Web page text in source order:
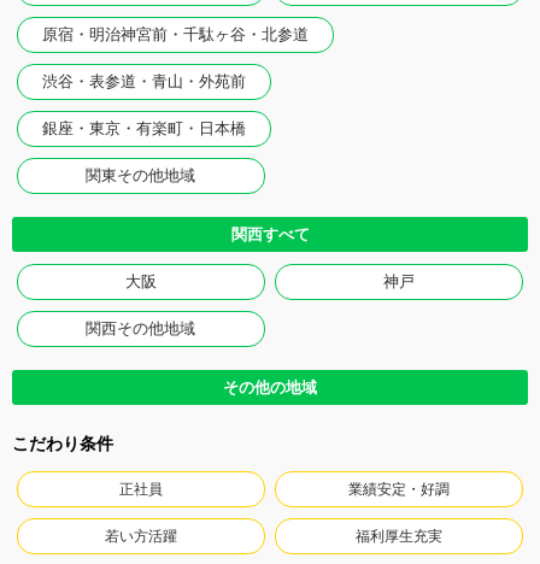
原宿・明治神宮前・千駄ヶ谷・北参道
渋谷・表参道・青山・外苑前
銀座・東京・有楽町・日本橋
関東その他地域
関西すべて
大阪 神戸
関西その他地域
その他の地域
こだわり条件
正社員 業績安定・好調
若い方活躍 福利厚生充実